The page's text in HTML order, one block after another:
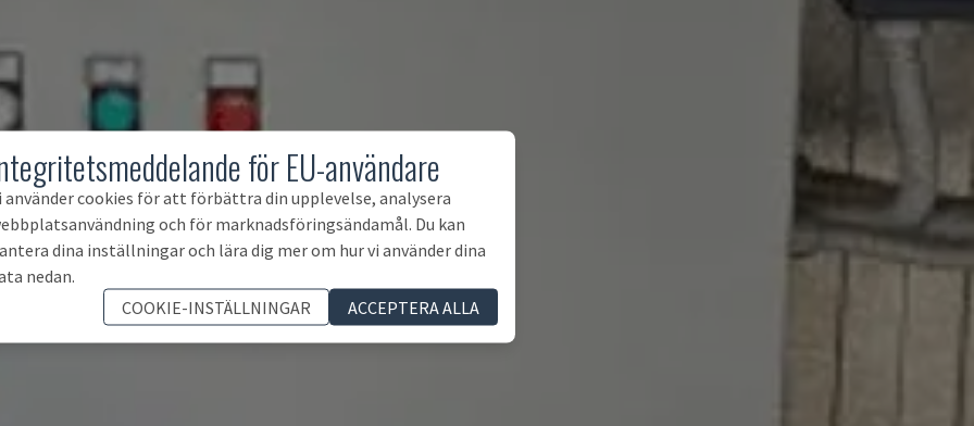
för EU-användare
använder cookies för att förbättra din upplevelse, analysera
och för marknadsföringsändamål. Du kan
dina inställningar och lära dig mer om hur vi använder dina
nedan.
COOKIE-INSTÄLLNINGAR
ACCEPTERA ALLA